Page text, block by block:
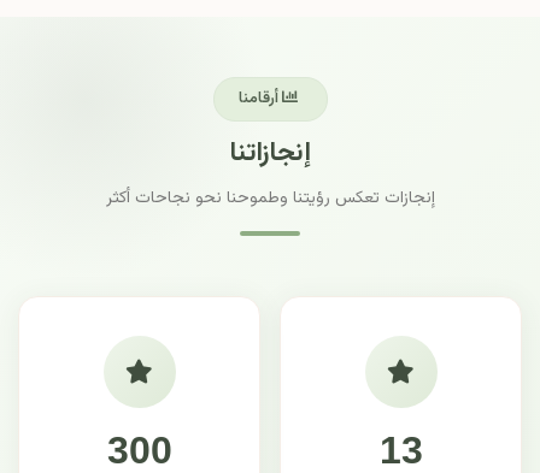
أرقامنا
إنجازاتنا
إنجازات تعكس رؤيتنا وطموحنا نحو نجاحات أكثر
13
300